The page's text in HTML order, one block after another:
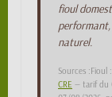
fioul
naturel.
Sources
CRE — tarif du